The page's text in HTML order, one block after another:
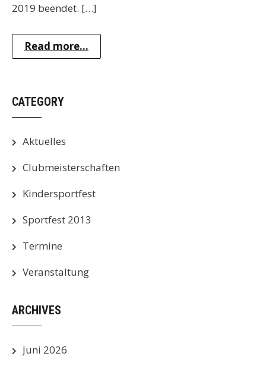
2019 beendet. […]
Read more...
CATEGORY
Aktuelles
Clubmeisterschaften
Kindersportfest
Sportfest 2013
Termine
Veranstaltung
ARCHIVES
Juni 2026